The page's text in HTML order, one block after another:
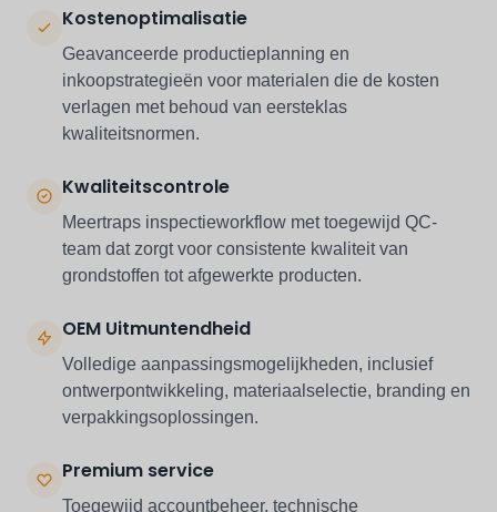
Kostenoptimalisatie
Geavanceerde productieplanning en
inkoopstrategieën voor materialen die de kosten
verlagen met behoud van eersteklas
kwaliteitsnormen.
Kwaliteitscontrole
Meertraps inspectieworkflow met toegewijd QC-
team dat zorgt voor consistente kwaliteit van
grondstoffen tot afgewerkte producten.
OEM Uitmuntendheid
Volledige aanpassingsmogelijkheden, inclusief
ontwerpontwikkeling, materiaalselectie, branding en
verpakkingsoplossingen.
Premium service
Toegewijd accountbeheer, technische